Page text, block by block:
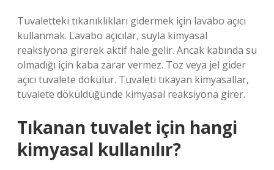
Tuvaletteki tıkanıklıkları gidermek için lavabo açıcı
kullanmak. Lavabo açıcılar, suyla kimyasal
reaksiyona girerek aktif hale gelir. Ancak kabında su
olmadığı için kaba zarar vermez. Toz veya jel gider
açıcı tuvalete dökülür. Tuvaleti tıkayan kimyasallar,
tuvalete döküldüğünde kimyasal reaksiyona girer.
Tıkanan tuvalet için hangi
kimyasal kullanılır?